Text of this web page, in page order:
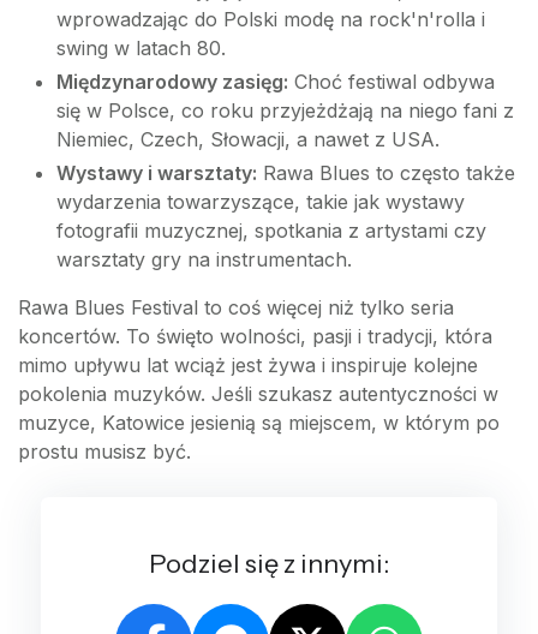
wprowadzając do Polski modę na rock'n'rolla i
swing w latach 80.
Międzynarodowy zasięg: Choć festiwal odbywa
się w Polsce, co roku przyjeżdżają na niego fani z
Niemiec, Czech, Słowacji, a nawet z USA.
Wystawy i warsztaty: Rawa Blues to często także
wydarzenia towarzyszące, takie jak wystawy
fotografii muzycznej, spotkania z artystami czy
warsztaty gry na instrumentach.
Rawa Blues Festival to coś więcej niż tylko seria
koncertów. To święto wolności, pasji i tradycji, która
mimo upływu lat wciąż jest żywa i inspiruje kolejne
pokolenia muzyków. Jeśli szukasz autentyczności w
muzyce, Katowice jesienią są miejscem, w którym po
prostu musisz być.
Podziel się z innymi: